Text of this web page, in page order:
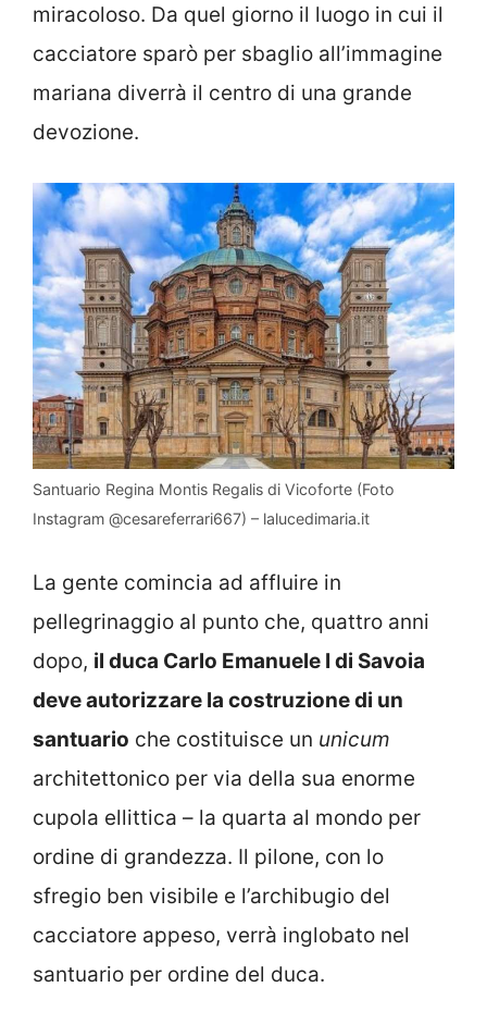
miracoloso. Da quel giorno il luogo in cui il
cacciatore sparò per sbaglio all’immagine
mariana diverrà il centro di una grande
devozione.
Santuario Regina Montis Regalis di Vicoforte (Foto
Instagram @cesareferrari667) – lalucedimaria.it
La gente comincia ad affluire in
pellegrinaggio al punto che, quattro anni
dopo, il duca Carlo Emanuele I di Savoia
deve autorizzare la costruzione di un
santuario che costituisce un unicum
architettonico per via della sua enorme
cupola ellittica – la quarta al mondo per
ordine di grandezza. Il pilone, con lo
sfregio ben visibile e l’archibugio del
cacciatore appeso, verrà inglobato nel
santuario per ordine del duca.